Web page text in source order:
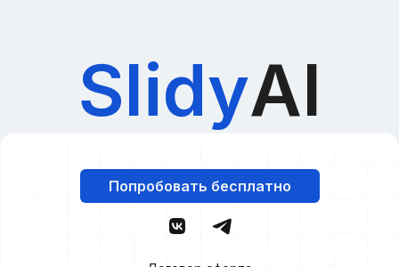
SlidyAI
Попробовать бесплатно